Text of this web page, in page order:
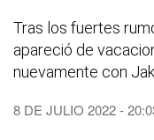
Tras los fuertes
apareció de
nuevamente con
8 DE JULIO 2022 -